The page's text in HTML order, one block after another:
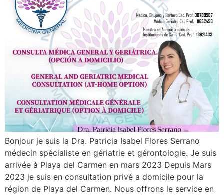
Bonjour je suis la Dra. Patricia Isabel Flores Serrano
médecin spécialiste en gériatrie et gérontologie. Je suis
arrivée à Playa del Carmen en mars 2023 Depuis Mars
2023 je suis en consultation privé a domicile pour la
région de Playa del Carmen. Nous offrons le service en